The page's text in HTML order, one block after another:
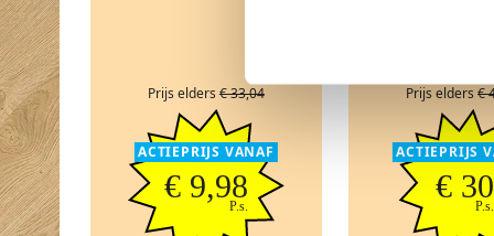
Prijs elders€ 33,04
ACTIEPRIJS VANAF
€ 9,98
P.s.
Prijs elders€
ACTIEPRIJS
€ 30
P.s.